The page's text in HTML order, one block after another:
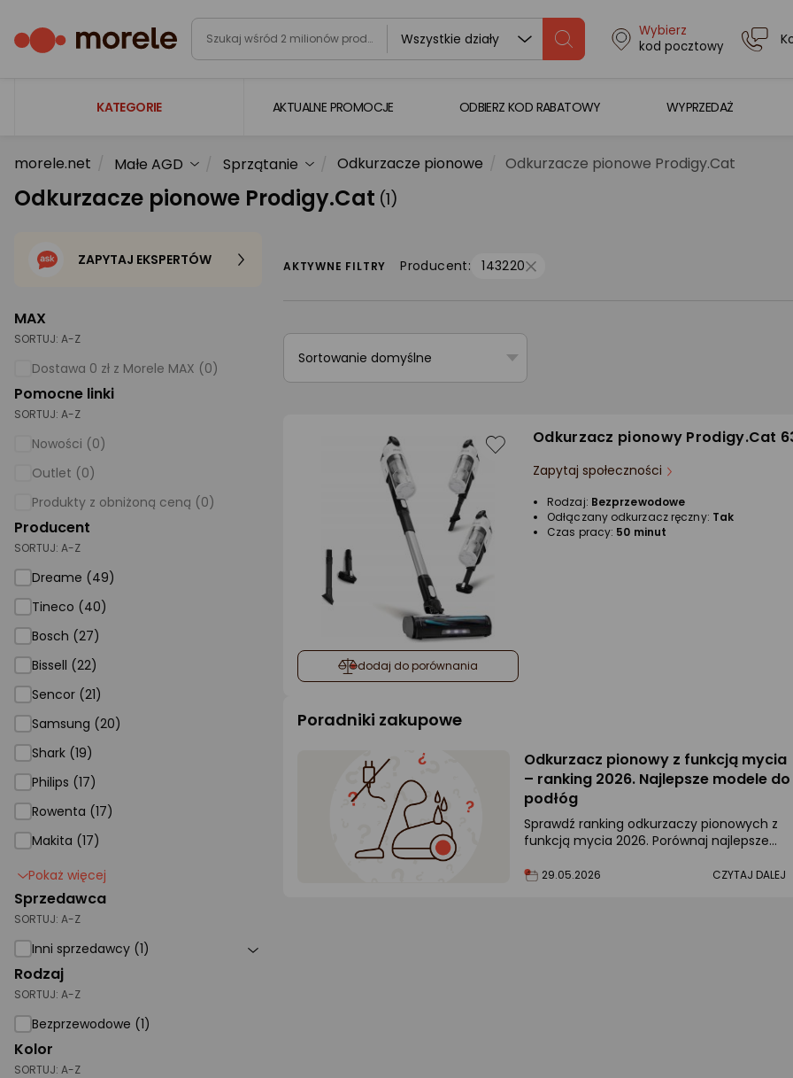
Wszystkie działy
Wybierz
kod pocztowy
KATEGORIE
Laptopy
Komputery
Gaming
Foto i kamery
AGD duże
Biuro i firma
Sport i turystyka
Supermarket
Strefa marek
AKTUALNE PROMOCJE ODBIERZ KOD RABATOWY WYPRZEDAŻ
morele.net Małe AGD Sprzątanie Odkurzacze pionowe Odkurzacze pionowe Prodigy.Cat
Odkurzacze pionowe Prodigy.Cat (1)
MAX
SORTUJ: A-Z
Dostawa 0 zł z Morele MAX (0)
Pomocne linki
SORTUJ: A-Z
Nowości (0)
Outlet (0)
Produkty z obniżoną ceną (0)
Producent
SORTUJ: A-Z
Dreame (49)
Tineco (40)
Bosch (27)
Bissell (22)
Sencor (21)
Samsung (20)
Shark (19)
Philips (17)
Rowenta (17)
Makita (17)
Pokaż więcej
Sprzedawca
SORTUJ: A-Z
Inni sprzedawcy (1)
Rodzaj
SORTUJ: A-Z
Bezprzewodowe (1)
Kolor
SORTUJ: A-Z
ZAPYTAJ EKSPERTÓW AKTYWNE FILTRY Producent: 143220
Sortowanie domyślne
dodaj do porównania
Odkurzacz pionowy Prodigy.Cat
Zapytaj społeczności
Rodzaj: Bezprzewodowe
Odłączany odkurzacz ręczny: Tak
Czas pracy: 50 minut
Poradniki zakupowe
Odkurzacz pionowy z funkcją mycia
– ranking 2026. Najlepsze modele do
podłóg
Sprawdź ranking odkurzaczy pionowych z
funkcją mycia 2026. Porównaj najlepsze
Dreame i inne. Wybierz swój ideał!
29.05.2026 CZYTAJ DALEJ